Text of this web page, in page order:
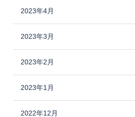
2023年4月
2023年3月
2023年2月
2023年1月
2022年12月